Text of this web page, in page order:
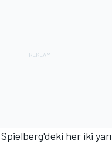
her iki